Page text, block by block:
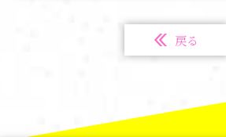
戻る